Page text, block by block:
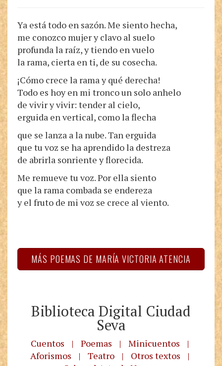
Ya está todo en sazón. Me siento hecha,
me conozco mujer y clavo al suelo
profunda la raíz, y tiendo en vuelo
la rama, cierta en ti, de su cosecha.
¡Cómo crece la rama y qué derecha!
Todo es hoy en mi tronco un solo anhelo
de vivir y vivir: tender al cielo,
erguida en vertical, como la flecha
que se lanza a la nube. Tan erguida
que tu voz se ha aprendido la destreza
de abrirla sonriente y florecida.
Me remueve tu voz. Por ella siento
que la rama combada se endereza
y el fruto de mi voz se crece al viento.
MÁS POEMAS DE MARÍA VICTORIA ATENCIA
Biblioteca Digital Ciudad
Seva
Cuentos | Poemas | Minicuentos
|
Aforismos
| Teatro | Otros textos
|